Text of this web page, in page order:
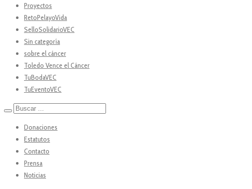
Proyectos
RetoPelayoVida
SelloSolidarioVEC
Sin categoría
sobre el cáncer
Toledo Vence el Cáncer
TuBodaVEC
TuEventoVEC
Donaciones
Estatutos
Contacto
Prensa
Noticias